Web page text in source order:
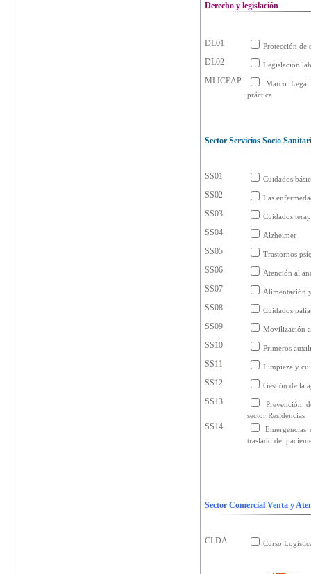
Derecho y legislación
DL01 Protección de
DL02 Legislación
MLICEAP
Marco
práctica
Sector Servicios Socio
SS01 Cuidados
SS02 Las
SS03 Cuidados
SS04 Alzheimer
SS05 Trastornos
SS06 Atención al
SS07 Alimentación
SS08 Cuidados
SS09 Movilización
SS10 Primeros
SS11 Limpieza y
SS12 Gestión de la
SS13
Prevención
sector Residencias
SS14
traslado del
Sector Comercial Venta y
CLDA Curso